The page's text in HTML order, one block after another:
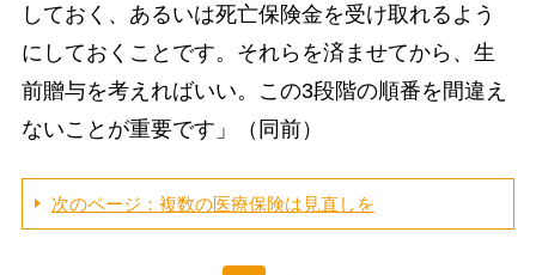
しておく、あるいは死亡保険金を受け取れるよう
にしておくことです。それらを済ませてから、生
前贈与を考えればいい。この3段階の順番を間違え
ないことが重要です」（同前）
次のページ：複数の医療保険は見直しを